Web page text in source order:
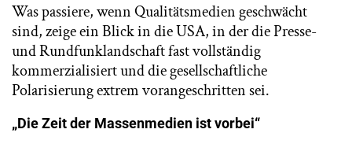
Was passiere, wenn Qualitätsmedien geschwächt
sind, zeige ein Blick in die USA, in der die Presse-
und Rundfunklandschaft fast vollständig
kommerzialisiert und die gesellschaftliche
Polarisierung extrem vorangeschritten sei.
„Die Zeit der Massenmedien ist vorbei“